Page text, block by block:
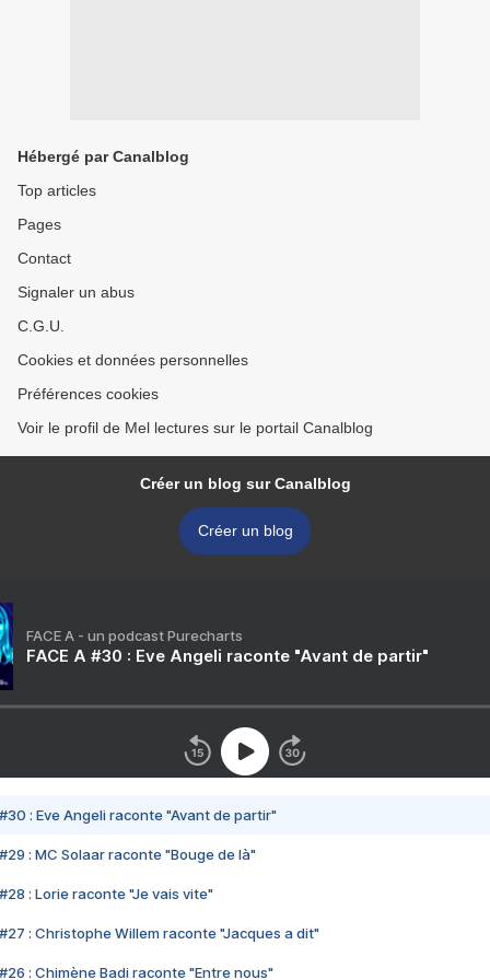
Hébergé par Canalblog
Top articles
Pages
Contact
Signaler un abus
C.G.U.
Cookies et données personnelles
Préférences cookies
Voir le profil de Mel lectures sur le portail Canalblog
Créer un blog sur Canalblog
Créer un blog
FACE A - un podcast Purecharts
FACE A #30 : Eve Angeli raconte "Avant de partir"
#30 : Eve Angeli raconte "Avant de partir"
#29 : MC Solaar raconte "Bouge de là"
#28 : Lorie raconte "Je vais vite"
#27 : Christophe Willem raconte "Jacques a dit"
#26 : Chimène Badi raconte "Entre nous"